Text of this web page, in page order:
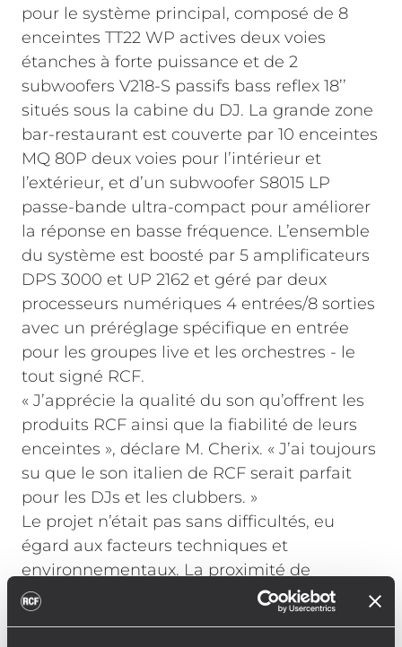
pour le système principal, composé de 8
enceintes TT22 WP actives deux voies
étanches à forte puissance et de 2
subwoofers V218-S passifs bass reflex 18’’
situés sous la cabine du DJ. La grande zone
bar-restaurant est couverte par 10 enceintes
MQ 80P deux voies pour l’intérieur et
l’extérieur, et d’un subwoofer S8015 LP
passe-bande ultra-compact pour améliorer
la réponse en basse fréquence. L’ensemble
du système est boosté par 5 amplificateurs
DPS 3000 et UP 2162 et géré par deux
processeurs numériques 4 entrées/8 sorties
avec un préréglage spécifique en entrée
pour les groupes live et les orchestres - le
tout signé RCF.
« J’apprécie la qualité du son qu’offrent les
produits RCF ainsi que la fiabilité de leurs
enceintes », déclare M. Cherix. « J’ai toujours
su que le son italien de RCF serait parfait
pour les DJs et les clubbers. »
Le projet n’était pas sans difficultés, eu
égard aux facteurs techniques et
environnementaux. La proximité de
différents hôtels, qui imposent des limites
en ce qui concerne les émissions sonores, a